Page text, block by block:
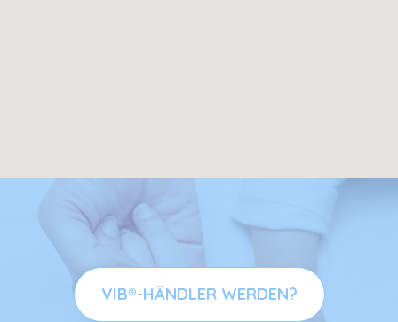
VIB®-HÄNDLER WERDEN?